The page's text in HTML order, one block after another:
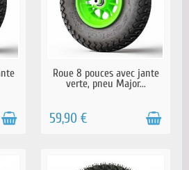
EN STOCK
Roue 8 pouces avec jante
verte, pneu Major...
59,90 €